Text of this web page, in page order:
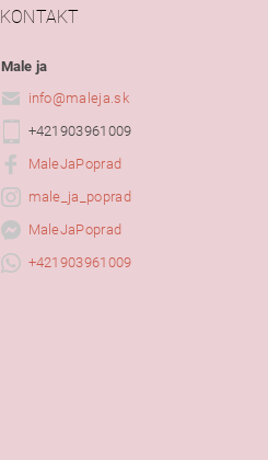
KONTAKT
Male ja
info@maleja.sk
+421903961009
MaleJaPoprad
male_ja_poprad
MaleJaPoprad
+421903961009